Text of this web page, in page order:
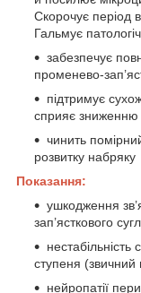
Скорочує період
Гальмує
забезпечує
променево-
підтримує
сприяє зниженню
чинить
розвитку набряку
Показання:
ушкодження
зап’ясткового
ступеня (звичний
нейропатії